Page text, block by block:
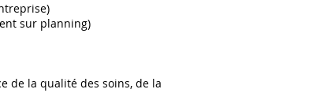
sur planning)
de la qualité des soins, de la